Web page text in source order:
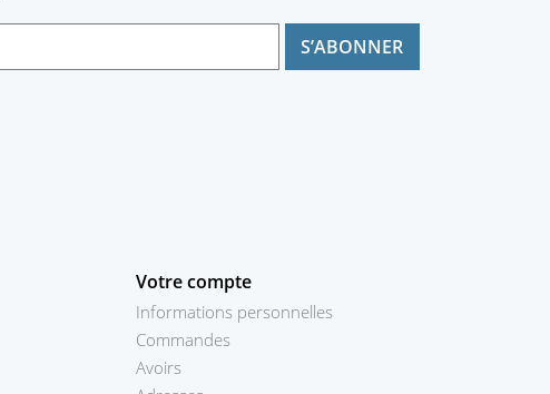
Votre compte
Informations personnelles
Commandes
Avoirs